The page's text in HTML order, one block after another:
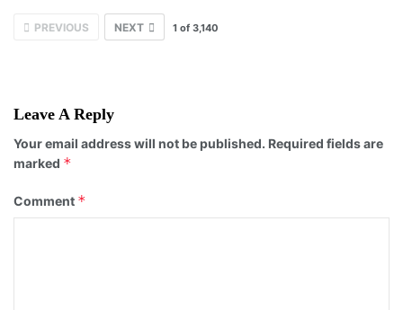
PREVIOUS NEXT 1 of 3,140
Leave A Reply
Your email address will not be published. Required fields are
marked *
Comment *